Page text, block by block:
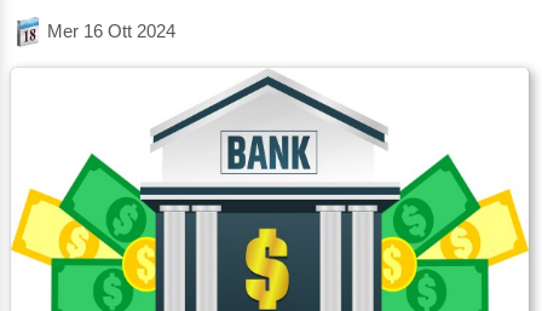
Mer 16 Ott 2024